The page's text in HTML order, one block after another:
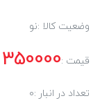
وضعیت کالا :نو
قیمت :350000
تعداد در انبار :0